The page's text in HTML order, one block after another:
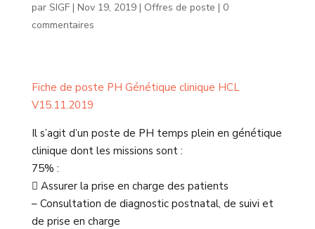
par SIGF| Nov 19, 2019| Offres de poste | 0
commentaires
Fiche de poste PH Génétique clinique HCL
V15.11.2019
Il s’agit d’un poste de PH temps plein en génétique
clinique dont les missions sont :
75% :
 Assurer la prise en charge des patients
– Consultation de diagnostic postnatal, de suivi et
de prise en charge